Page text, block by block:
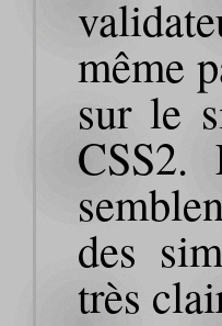
même
sur le
des
très